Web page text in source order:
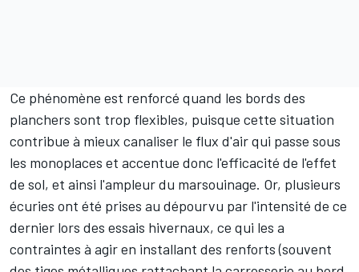
Ce phénomène est renforcé quand les bords des
planchers sont trop flexibles, puisque cette situation
contribue à mieux canaliser le flux d'air qui passe sous
les monoplaces et accentue donc l'efficacité de l'effet
de sol, et ainsi l'ampleur du marsouinage. Or, plusieurs
écuries ont été prises au dépourvu par l'intensité de ce
dernier lors des essais hivernaux, ce qui les a
contraintes à agir en installant des renforts (souvent